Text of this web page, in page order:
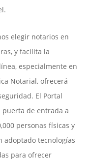
elegir notarios en
y facilita la
especialmente en
Notarial, ofrecerá
El Portal
puerta de entrada a
personas físicas y
adoptado tecnologías
para ofrecer